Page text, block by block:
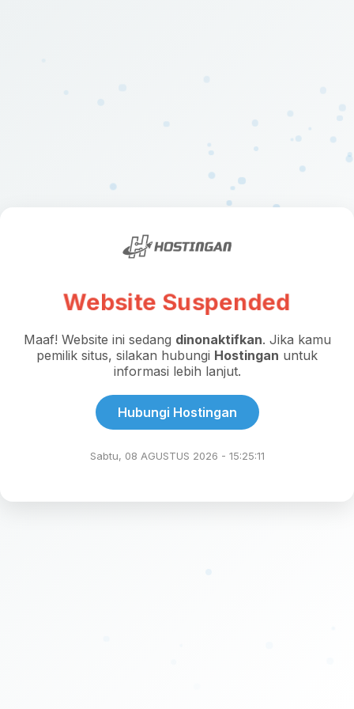
Website Suspended
Maaf! Website ini sedang dinonaktifkan. Jika kamu
pemilik situs, silakan hubungi Hostingan untuk
informasi lebih lanjut.
Hubungi Hostingan
Sabtu, 08 AGUSTUS 2026 - 15:25:11